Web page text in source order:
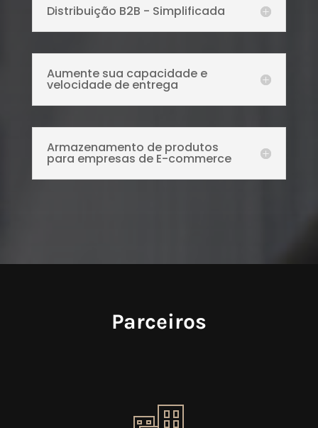
Distribuição B2B - Simplificada
Aumente sua capacidade e
velocidade de entrega
Armazenamento de produtos
para empresas de E-commerce
Parceiros